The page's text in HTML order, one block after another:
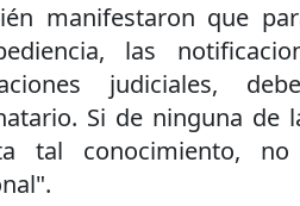
manifestaron que
las
judiciales,
Si de ninguna de
tal conocimiento,